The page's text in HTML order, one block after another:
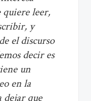
quiere leer,
y
el discurso
decir es
un
en la
dejar que